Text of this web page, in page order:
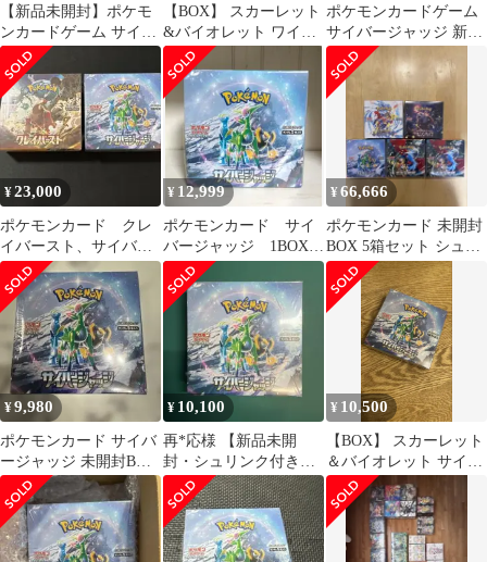
【新品未開封】ポケモ
ンカードゲーム サイバ
ージャッジ BOX シュ
リンク付き
【BOX】 スカーレット
&バイオレット ワイル
ドフォース サイバー
ジャッジ
ポケモンカードゲーム
サイバージャッジ 新品
未開封 シュリンク付
き 1BOX
¥23,000
ポケモンカード クレ
イバースト、サイバー
ジャッジ 未開封、シ
ュリンク付き
¥ 12,999
ポケモンカード サイ
バージャッジ 1BOX
シュリンク付き
¥66,666
ポケモンカード 未開封
BOX 5箱セット シュリ
ンク付き まとめ売り
¥9,980
ポケモンカード サイバ
ージャッジ 未開封BOX
シュリンク付き
¥ 10,100
再*応様 【新品未開
封・シュリンク付き】
ポケモンカード拡張パ
ック サイバージャッ
¥ 10,500
【BOX】 スカーレット
＆バイオレット サイバ
ージャッジ シュリン
クつき